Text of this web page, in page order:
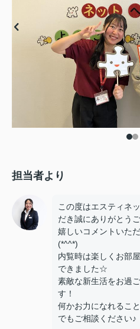
担当者より
この度はエスティネ
だき誠にありがとう
嬉しいコメントいた
(*^^*)
内覧時は楽しくお部
できました☆
素敵な新生活をお過
す！
何かお力になれるこ
でもご相談ください♪